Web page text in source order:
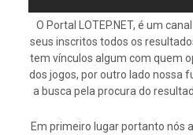
O Portal LOTEP.NET, é um
seus inscritos todos os
tem vínculos algum com quem
dos jogos, por outro lado nossa
a busca pela procura do
Em primeiro lugar portanto nós